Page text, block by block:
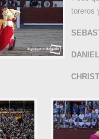
toreros